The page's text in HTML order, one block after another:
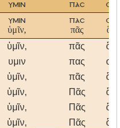
υμιν πασ οσ
υμιν
ὑμῖν,
πασ
πᾶς
οσ
ὃς
ὑμῖν, πᾶς ὃς
υμιν πας ος
ὑμῖν, πᾶς ὃς
ὑμῖν, Πᾶς ὃς
ὑμῖν, Πᾶς ὃς
ὑμῖν, Πᾶς ὃς